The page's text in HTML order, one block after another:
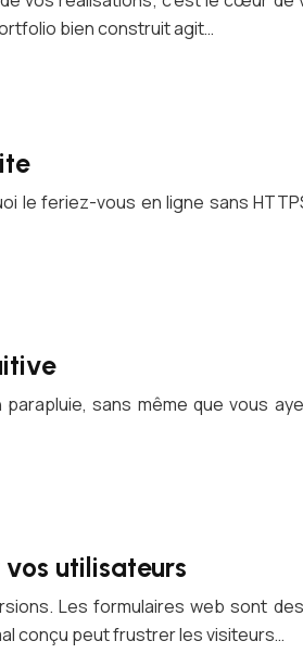
bien construit agit…
le feriez-vous en ligne sans
parapluie, sans même que vous
utilisateurs
Les formulaires web sont
conçu peut frustrer les visiteurs…